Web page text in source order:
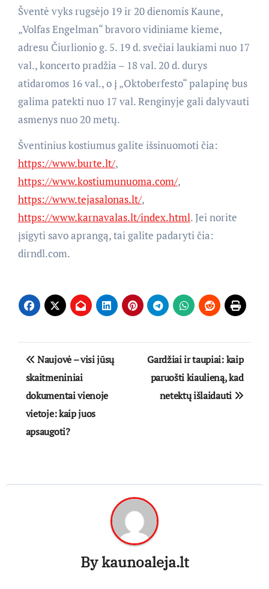
Šventė vyks rugsėjo 19 ir 20 dienomis Kaune,
„Volfas Engelman“ bravoro vidiniame kieme,
adresu Čiurlionio g. 5. 19 d. svečiai laukiami nuo 17
val., koncerto pradžia – 18 val. 20 d. durys
atidaromos 16 val., o į „Oktoberfesto“ palapinę bus
galima patekti nuo 17 val. Renginyje gali dalyvauti
asmenys nuo 20 metų.
Šventinius kostiumus galite išsinuomoti čia:
https://www.burte.lt/,
https://www.kostiumunuoma.com/,
https://www.tejasalonas.lt/,
https://www.karnavalas.lt/index.html. Jei norite
įsigyti savo aprangą, tai galite padaryti čia:
dirndl.com.
Navigacija
tarp
įrašų
Naujovė – visi jūsų
skaitmeniniai
dokumentai vienoje
vietoje: kaip juos
apsaugoti?
Gardžiai ir taupiai: kaip
paruošti kiaulieną, kad
netektų išlaidauti
Bykaunoaleja.lt